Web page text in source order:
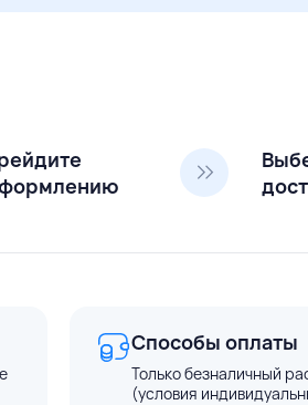
Способы оплаты
Только безналичный
(условия